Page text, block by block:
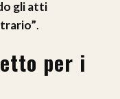
gli atti
.
per i